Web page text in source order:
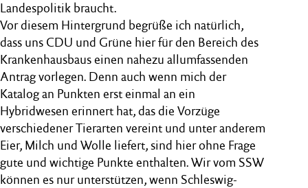
Landespolitik braucht.
Vor diesem Hintergrund begrüße ich natürlich,
dass uns CDU und Grüne hier für den Bereich des
Krankenhausbaus einen nahezu allumfassenden
Antrag vorlegen. Denn auch wenn mich der
Katalog an Punkten erst einmal an ein
Hybridwesen erinnert hat, das die Vorzüge
verschiedener Tierarten vereint und unter anderem
Eier, Milch und Wolle liefert, sind hier ohne Frage
gute und wichtige Punkte enthalten. Wir vom SSW
können es nur unterstützen, wenn Schleswig-